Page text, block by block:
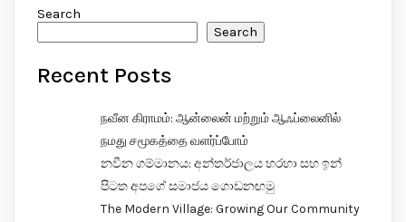
Search
Search
Recent Posts
நவீன கிராமம்: ஆன்லைன் மற்றும் ஆஃப்லைனில்
நமது சமூகத்தை வளர்ப்போம்
නවීන ගම්මානය: අන්තර්ජාලය හරහා සහ ඉන්
පිටත අපගේ සමාජය ගොඩනඟමු
The Modern Village: Growing Our Community